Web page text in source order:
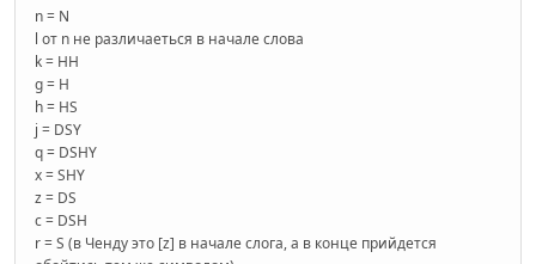
n = N
l от n не различаеться в начале слова
k = HH
g = H
h = HS
j = DSY
q = DSHY
x = SHY
z = DS
c = DSH
r = S (в Ченду это [z] в начале слога, а в конце прийдется